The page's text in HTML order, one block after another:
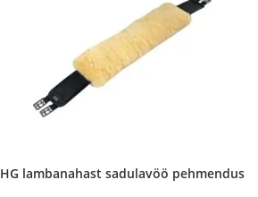
HG lambanahast sadulavöö pehmendus